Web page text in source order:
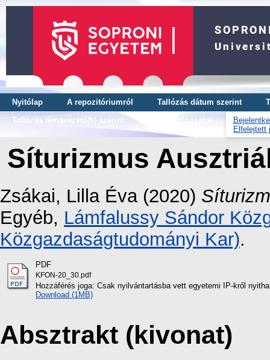
Nyitólap A repozitóriumról Tallózás dátum szerint
Tallózás témavezető(k) szerint
OTDK dolgozatok
Elfelejtett
Síturizmus
Zsákai, Lilla Éva(2020)
Egyéb, Lámfalussy Sándor
Közgazdaságtudományi Kar).
PDF
KFON-20_30.pdf
Hozzáférés joga: Csak nyilvántartásba vett egyetemi IP-kről
Download (1MB)
Absztrakt (kivonat)